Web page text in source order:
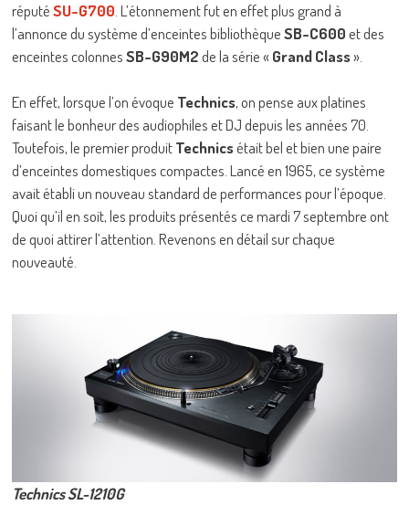
réputéSU-G700. L’étonnement fut en effet plus grand à
l’annonce du système d’enceintes bibliothèqueSB-C600et des
enceintes colonnesSB-G90M2de la série «Grand Class».
En effet, lorsque l’on évoque Technics, on pense aux platines
faisant le bonheur des audiophiles et DJ depuis les années 70.
Toutefois, le premier produitTechnicsétait bel et bien une paire
d’enceintes domestiques compactes. Lancé en 1965, ce système
avait établi un nouveau standard de performances pour l’époque.
Quoi qu’il en soit, les produits présentés ce mardi 7 septembre ont
de quoi attirer l’attention. Revenons en détail sur chaque
nouveauté.
Technics SL-1210G